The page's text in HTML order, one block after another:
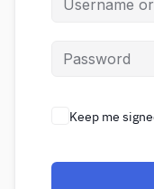
Keep me